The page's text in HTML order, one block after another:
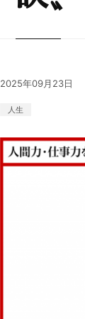
2025年09月23日
人生